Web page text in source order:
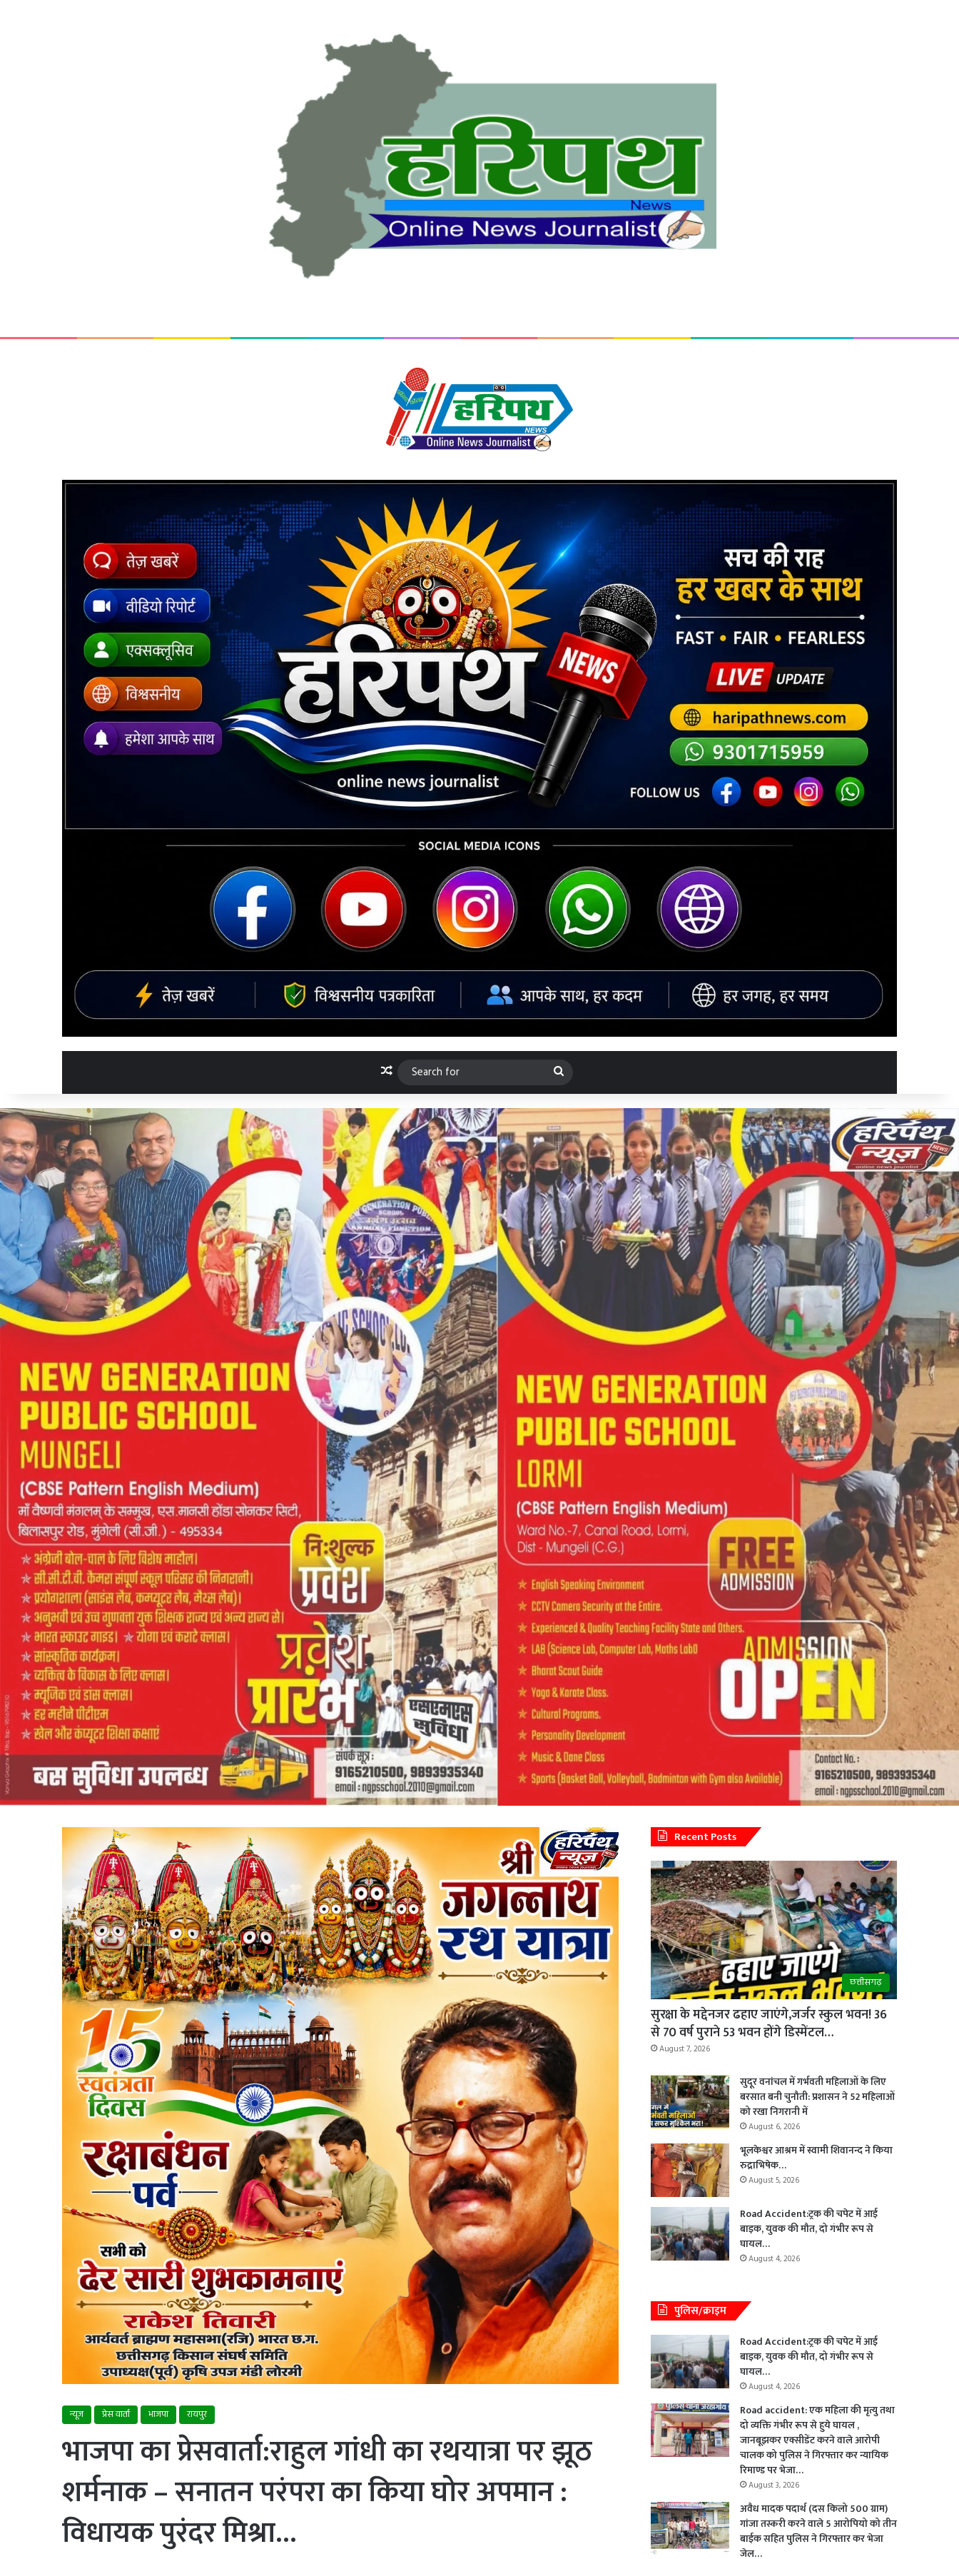
Random Article
Search
for
न्यूज प्रेस वार्ता भाजपा रायपुर
भाजपा का प्रेसवार्ता:राहुल गांधी का रथयात्रा पर झूठ
शर्मनाक – सनातन परंपरा का किया घोर अपमान :
विधायक पुरंदर मिश्रा…
Recent Posts
छत्तीसगढ़
सुरक्षा के मद्देनजर ढहाए जाएंगे,जर्जर स्कुल भवन! 36
से 70 वर्ष पुराने 53 भवन होंगे डिस्मेंटल…
August 7, 2026
सुदूर वनांचल में गर्भवती महिलाओं के लिए
बरसात बनी चुनौती: प्रशासन ने 52 महिलाओं
को रखा निगरानी में
August 6, 2026
भूलकेश्वर आश्रम में स्वामी शिवानन्द ने किया
रुद्राभिषेक…
August 5, 2026
Road Accident:ट्रक की चपेट में आई
बाइक, युवक की मौत, दो गंभीर रूप से
घायल…
August 4, 2026
पुलिस/क्राइम
Road Accident:ट्रक की चपेट में आई
बाइक, युवक की मौत, दो गंभीर रूप से
घायल…
August 4, 2026
Road accident: एक महिला की मृत्यु तथा
दो व्यक्ति गंभीर रूप से हुये घायल ,
जानबूझकर एक्सीडेंट करने वाले आरोपी
चालक को पुलिस ने गिरफ्तार कर न्यायिक
रिमाण्ड पर भेजा…
August 3, 2026
अवैध मादक पदार्थ (दस किलो 500 ग्राम)
गांजा तस्करी करने वाले 5 आरोपियो को तीन
बाईक सहित पुलिस ने गिरफ्तार कर भेजा
जेल…